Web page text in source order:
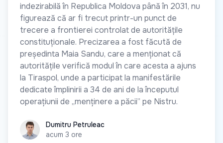
indezirabilă în Republica Moldova până în 2031, nu
figurează că ar fi trecut printr-un punct de
trecere a frontierei controlat de autoritățile
constituționale. Precizarea a fost făcută de
președinta Maia Sandu, care a menționat că
autoritățile verifică modul în care acesta a ajuns
la Tiraspol, unde a participat la manifestările
dedicate împlinirii a 34 de ani de la începutul
operațiunii de „menținere a păcii” pe Nistru.
Dumitru Petruleac
Dumitru Petruleac
acum 3 ore